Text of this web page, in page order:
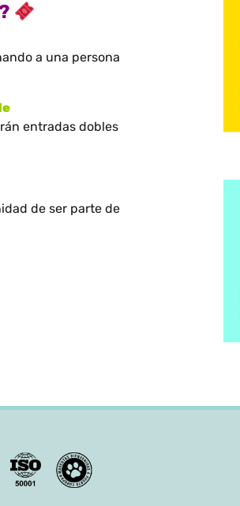
a una persona
entradas dobles
de ser parte de